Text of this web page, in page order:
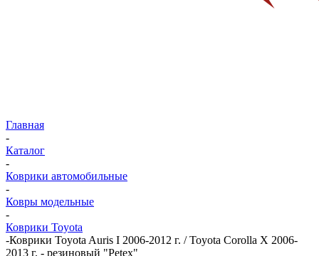
Главная
-
Каталог
-
Коврики автомобильные
-
Ковры модельные
-
Коврики Toyota
-Коврики Toyota Auris I 2006-2012 г. / Toyota Corolla X 2006-
2013 г. - резиновый "Petex"